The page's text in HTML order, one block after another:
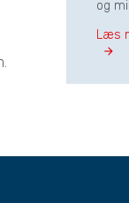
og
Læs